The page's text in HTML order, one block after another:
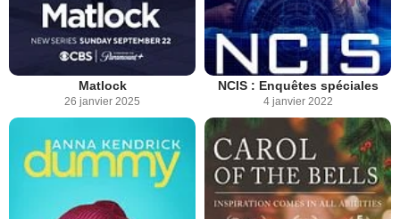
Matlock
26 janvier 2025
NCIS : Enquêtes spéciales
4 janvier 2022